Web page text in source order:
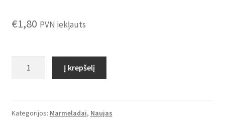
€1,80 PVN iekļauts
magija
Į krepšelį
Kategorijos: Marmeladai, Naujas